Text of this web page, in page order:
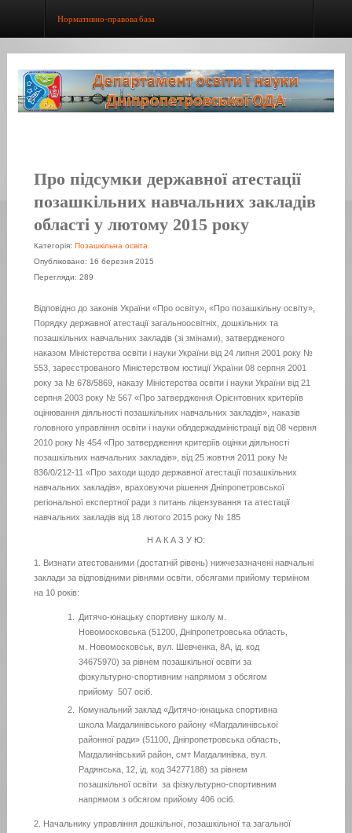
Нормативно-правова база
Про підсумки державної атестації
позашкільних навчальних закладів
області у лютому 2015 року
Категорія: Позашкільна освіта
Опубліковано: 16 березня 2015
Перегляди: 289
Відповідно до законів України «Про освіту», «Про позашкільну освіту»,
Порядку державної атестації загальноосвітніх, дошкільних та
позашкільних навчальних закладів (зі змінами), затвердженого
наказом Міністерства освіти і науки України від 24 липня 2001 року №
553, зареєстрованого Міністерством юстиції України 08 серпня 2001
року за № 678/5869, наказу Міністерства освіти і науки України від 21
серпня 2003 року № 567 «Про затвердження Орієнтовних критеріїв
оцінювання діяльності позашкільних навчальних закладів», наказів
головного управління освіти і науки облдержадміністрації від 08 червня
2010 року № 454 «Про затвердження критеріїв оцінки діяльності
позашкільних навчальних закладів», від 25 жовтня 2011 року №
836/0/212-11 «Про заходи щодо державної атестації позашкільних
навчальних закладів», враховуючи рішення Дніпропетровської
регіональної експертної ради з питань ліцензування та атестації
навчальних закладів від 18 лютого 2015 року № 185
Н А К А З У Ю:
1. Визнати атестованими (достатній рівень) нижчезазначені навчальні
заклади за відповідними рівнями освіти, обсягами прийому терміном
на 10 років:
Дитячо-юнацьку спортивну школу м.
Новомосковська (51200, Дніпропетровська область,
м. Новомосковськ, вул. Шевченка, 8А, ід. код
34675970) за рівнем позашкільної освіти за
фізкультурно-спортивним напрямом з обсягом
прийому 507 осіб.
Комунальний заклад «Дитячо-юнацька спортивна
школа Магдалинівського району «Магдалинівської
районної ради» (51100, Дніпропетровська область,
Магдалинівський район, смт Магдалинівка, вул.
Радянська, 12, ід. код 34277188) за рівнем
позашкільної освіти за фізкультурно-спортивним
напрямом з обсягом прийому 406 осіб.
2. Начальнику управління дошкільної, позашкільної та загальної